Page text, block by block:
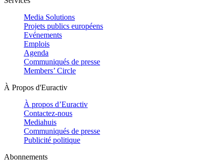
Media Solutions
Projets publics européens
Evénements
Emplois
Agenda
Communiqués de presse
Members’ Circle
À Propos d'Euractiv
À propos d’Euractiv
Contactez-nous
Mediahuis
Communiqués de presse
Publicité politique
Abonnements